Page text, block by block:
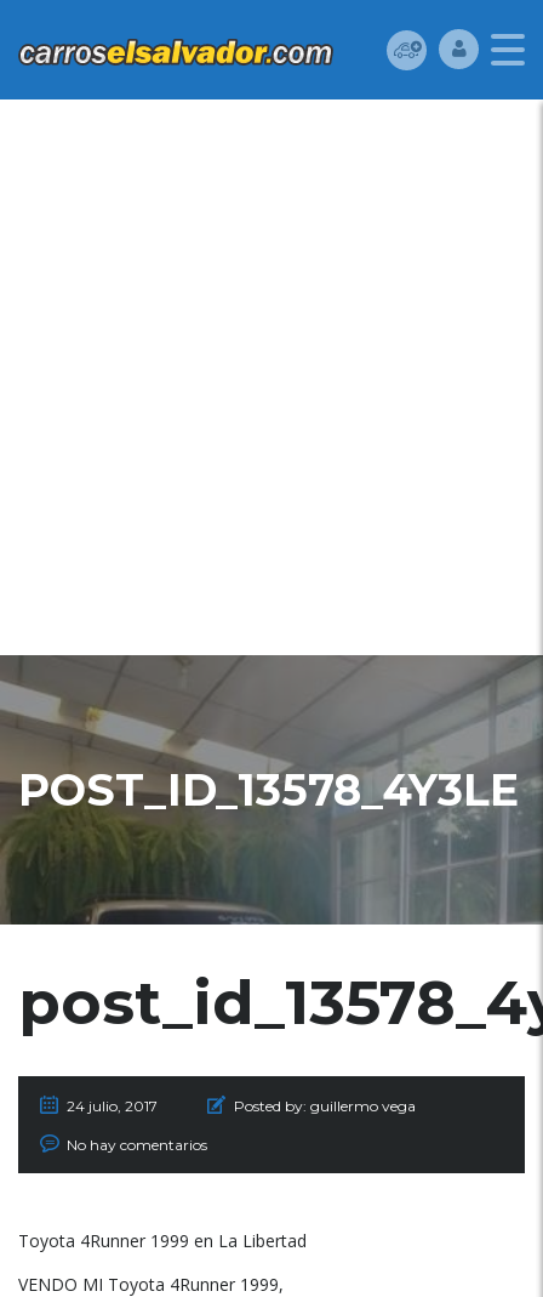
POST_ID_13578_4Y3LE
24 julio, 2017 Posted by: guillermo vega
No hay comentarios
Toyota 4Runner 1999 en La Libertad
VENDO MI Toyota 4Runner 1999,